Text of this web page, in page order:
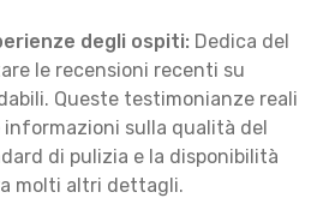
degli ospiti: Dedica del
le recensioni recenti su
Queste testimonianze reali
informazioni sulla qualità del
di pulizia e la disponibilità
molti altri dettagli.